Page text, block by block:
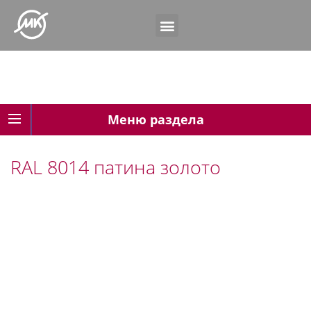
Меню раздела
RAL 8014 патина золото